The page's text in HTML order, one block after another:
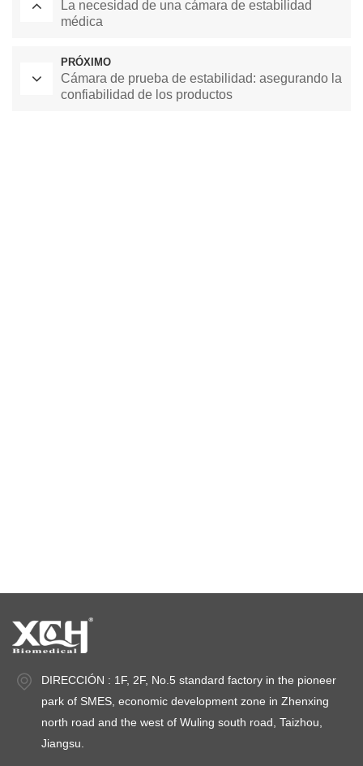
La necesidad de una cámara de estabilidad
médica
PRÓXIMO
Cámara de prueba de estabilidad: asegurando la
confiabilidad de los productos
DIRECCIÓN : 1F, 2F, No.5 standard factory in the pioneer
park of SMES, economic development zone in Zhenxing
north road and the west of Wuling south road, Taizhou,
Jiangsu.